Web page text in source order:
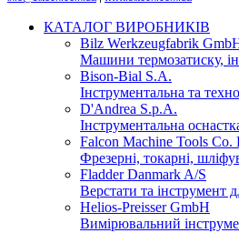
КАТАЛОГ ВИРОБНИКІВ
Bilz Werkzeugfabrik
Машини термозатиску,
Bison-Bial S.A.
Інструментальна та
D'Andrea S.p.A.
Інструментальна
Falcon Machine Tools Co.
Фрезерні, токарні,
Fladder Danmark A/S
Верстати та інструмент
Helios-Preisser GmbH
Вимірювальний